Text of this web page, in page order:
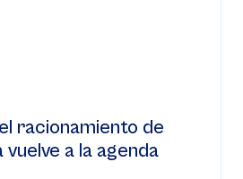
racionamiento de
vuelve a la agenda